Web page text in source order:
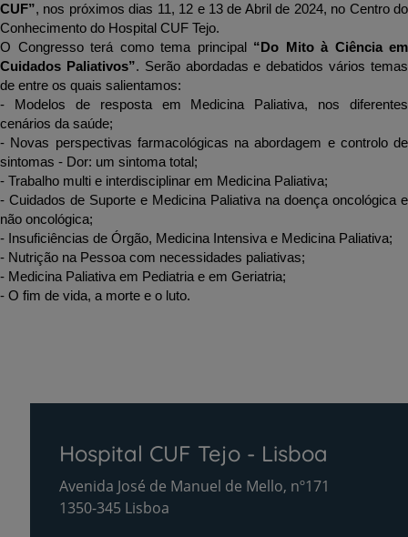
CUF”, nos próximos dias 11, 12 e 13 de Abril de 2024, no Centro do
Conhecimento do Hospital CUF Tejo.
O Congresso terá como tema principal “Do Mito à Ciência em
Cuidados Paliativos”. Serão abordadas e debatidos vários temas
de entre os quais salientamos:
- Modelos de resposta em Medicina Paliativa, nos diferentes
cenários da saúde;
- Novas perspectivas farmacológicas na abordagem e controlo de
sintomas - Dor: um sintoma total;
- Trabalho multi e interdisciplinar em Medicina Paliativa;
- Cuidados de Suporte e Medicina Paliativa na doença oncológica e
não oncológica;
- Insuficiências de Órgão, Medicina Intensiva e Medicina Paliativa;
- Nutrição na Pessoa com necessidades paliativas;
- Medicina Paliativa em Pediatria e em Geriatria;
- O fim de vida, a morte e o luto.
Hospital CUF Tejo - Lisboa
Avenida José de Manuel de Mello, nº171
1350-345 Lisboa